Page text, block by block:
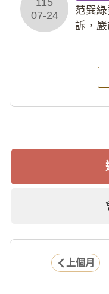
31)
07-24
范巽
訴，
過世
繼續
上個月